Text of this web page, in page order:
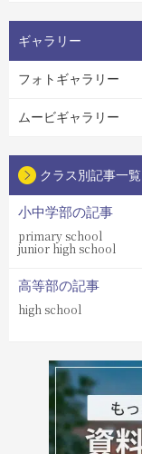
ギャラリー
フォトギャラリー
ムービギャラリー
クラス別記事一覧
小中学部の記事
primary school
junior high school
高等部の記事
high school